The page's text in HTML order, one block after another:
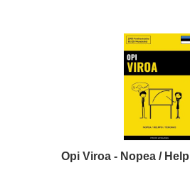
Opi Viroa - Nopea /